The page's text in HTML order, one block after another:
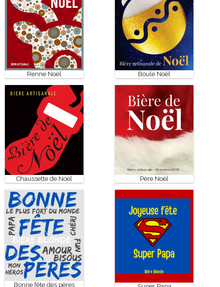
Renne Noel Boule Noël
Chaussette de Noël Père Noël
Bonne fête des pères